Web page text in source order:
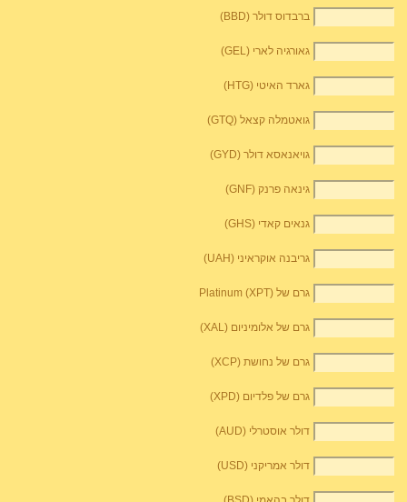
ברבדוס דולר (BBD)
גאורגיה לארי (GEL)
גארד האיטי (HTG)
גואטמלה קצאל (GTQ)
גויאנאסא דולר (GYD)
גינאה פרנק (GNF)
גנאים קאדי (GHS)
גריבנה אוקראיני (UAH)
גרם של Platinum (XPT)
גרם של אלומיניום (XAL)
גרם של נחושת (XCP)
גרם של פלדיום (XPD)
דולר אוסטרלי (AUD)
דולר אמריקני (USD)